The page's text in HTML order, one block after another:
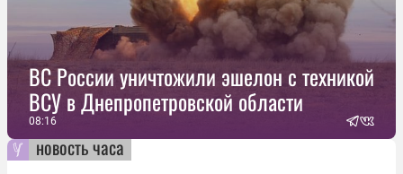
ВС России уничтожили эшелон с техникой
ВСУ в Днепропетровской области
08:16
новость часа